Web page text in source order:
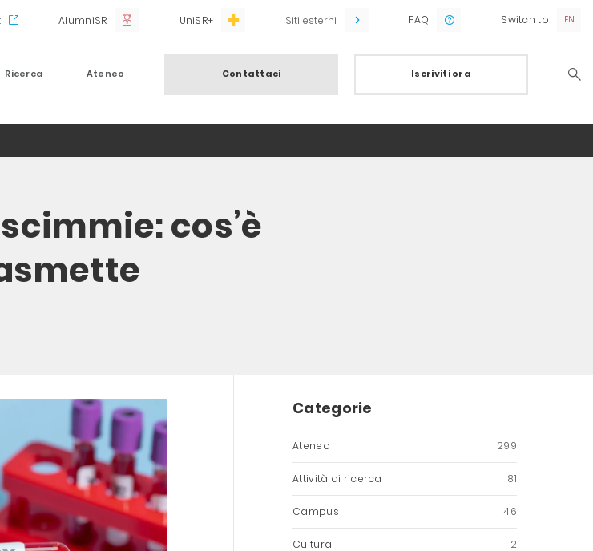
AlumniSR UniSR+ Siti esterni FAQ Switch to
Ricerca Ateneo Contattaci Iscriviti ora
cos’è
Categorie
Ateneo 299
Attività di ricerca 81
Campus 46
Cultura 2